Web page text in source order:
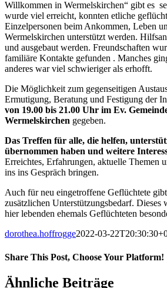
Willkommen in Wermelskirchen“ gibt es
wurde viel erreicht, konnten etliche
Einzelpersonen beim Ankommen, Leben
Wermelskirchen unterstützt werden.
und ausgebaut werden. Freundschaften
familiäre Kontakte gefunden . Manches
anderes war viel schwieriger als erhofft.
Die Möglichkeit zum gegenseitigen
Ermutigung, Beratung und Festigung der
von 19.00 bis 21.00 Uhr im Ev.
Wermelskirchen gegeben.
Das Treffen für alle, die helfen,
übernommen haben und weitere
Erreichtes, Erfahrungen, aktuelle Themen
ins ins Gespräch bringen.
Auch für neu eingetroffene Geflüchtete
zusätzlichen Unterstützungsbedarf. Dieses
hier lebenden ehemals Geflüchteten
dorothea.hoffrogge2022-03-
Share This Post, Choose Your Platform!
Facebook
X
LinkedIn
Tumblr
Pinterest
Ähnliche Beiträge